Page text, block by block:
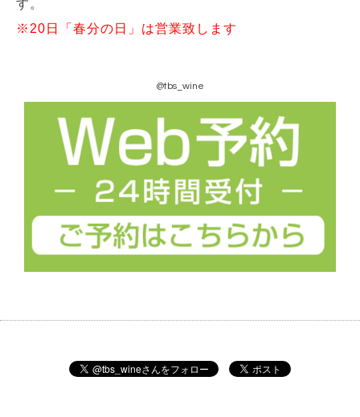
す。
※20日「春分の日」は営業致します
@tbs_wine